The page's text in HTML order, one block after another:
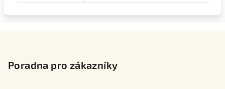
Poradna pro zákazníky